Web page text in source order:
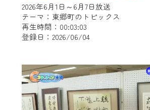
2026年6月1日～6月7日放送
テーマ：東郷町のトピックス
再生時間：00:03:03
登録日：2026/06/04